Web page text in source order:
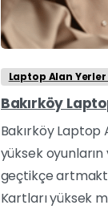
Laptop Alan Yerler
Bakırköy
Bakırköy
yüksek
geçtikçe
Kartları yüksek